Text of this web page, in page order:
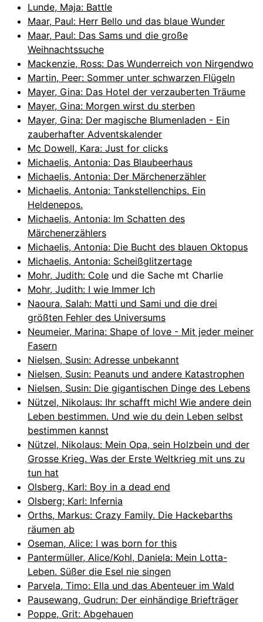
Lunde, Maja: Battle
Maar, Paul: Herr Bello und das blaue Wunder
Maar, Paul: Das Sams und die große
Weihnachtssuche
Mackenzie, Ross: Das Wunderreich von Nirgendwo
Martin, Peer: Sommer unter schwarzen Flügeln
Mayer, Gina: Das Hotel der verzauberten Träume
Mayer, Gina: Morgen wirst du sterben
Mayer, Gina: Der magische Blumenladen - Ein
zauberhafter Adventskalender
Mc Dowell, Kara: Just for clicks
Michaelis, Antonia: Das Blaubeerhaus
Michaelis, Antonia: Der Märchenerzähler
Michaelis, Antonia: Tankstellenchips. Ein
Heldenepos.
Michaelis, Antonia: Im Schatten des
Märchenerzählers
Michaelis, Antonia: Die Bucht des blauen Oktopus
Michaelis, Antonia: Scheißglitzertage
Mohr, Judith: Cole und die Sache mt Charlie
Mohr, Judith: I wie Immer Ich
Naoura, Salah: Matti und Sami und die drei
größten Fehler des Universums
Neumeier, Marina: Shape of love - Mit jeder meiner
Fasern
Nielsen, Susin: Adresse unbekannt
Nielsen, Susin: Peanuts und andere Katastrophen
Nielsen, Susin: Die gigantischen Dinge des Lebens
Nützel, Nikolaus: Ihr schafft mich! Wie andere dein
Leben bestimmen. Und wie du dein Leben selbst
bestimmen kannst
Nützel, Nikolaus: Mein Opa, sein Holzbein und der
Grosse Krieg. Was der Erste Weltkrieg mit uns zu
tun hat
Olsberg, Karl: Boy in a dead end
Olsberg; Karl: Infernia
Orths, Markus: Crazy Family. Die Hackebarths
räumen ab
Oseman, Alice: I was born for this
Pantermüller, Alice/Kohl, Daniela: Mein Lotta-
Leben. Süßer die Esel nie singen
Parvela, Timo: Ella und das Abenteuer im Wald
Pausewang, Gudrun: Der einhändige Briefträger
Poppe, Grit: Abgehauen